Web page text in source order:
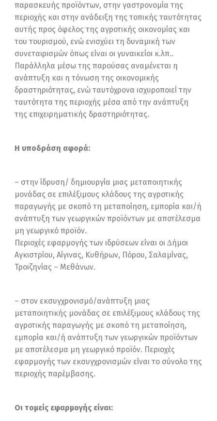
παρασκευής προϊόντων, στην γαστρονομία της
περιοχής και στην ανάδειξη της τοπικής ταυτότητας
αυτής προς όφελος της αγροτικής οικονομίας και
του τουρισμού, ενώ ενισχύει τη δυναμική των
συνεταιρισμών όπως είναι οι γυναικείοι κ.λπ..
Παράλληλα μέσω της παρούσας αναμένεται η
ανάπτυξη και η τόνωση της οικονομικής
δραστηριότητας, ενώ ταυτόχρονα ισχυροποιεί την
ταυτότητα της περιοχής μέσα από την ανάπτυξη
της επιχειρηματικής δραστηριότητας.
Η υποδράση αφορά:
– στην ίδρυση/ δημιουργία μιας μεταποιητικής
μονάδας σε επιλέξιμους κλάδους της αγροτικής
παραγωγής με σκοπό τη μεταποίηση, εμπορία και/ή
ανάπτυξη των γεωργικών προϊόντων με αποτέλεσμα
μη γεωργικό προϊόν.
Περιοχές εφαρμογής των ιδρύσεων είναι οι ∆ήμοι
Αγκιστρίου, Αίγινας, Κυθήρων, Πόρου, Σαλαμίνας,
Τροιζηνίας – Μεθάνων.
– στον εκσυγχρονισμό/ανάπτυξη μιας
μεταποιητικής μονάδας σε επιλέξιμους κλάδους της
αγροτικής παραγωγής με σκοπό τη μεταποίηση,
εμπορία και/ή ανάπτυξη των γεωργικών προϊόντων
με αποτέλεσμα μη γεωργικό προϊόν. Περιοχές
εφαρμογής των εκσυγχρονισμών είναι το σύνολο της
περιοχής παρέμβασης.
Οι τομείς εφαρμογής είναι: